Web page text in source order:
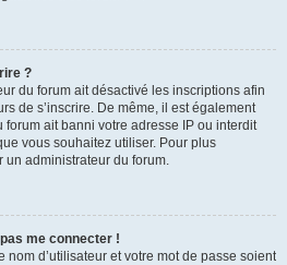
?
du forum ait désactivé les inscriptions afin
de s’inscrire. De même, il est également
forum ait banni votre adresse IP ou interdit
vous souhaitez utiliser. Pour plus
un administrateur du forum.
me connecter !
d’utilisateur et votre mot de passe soient